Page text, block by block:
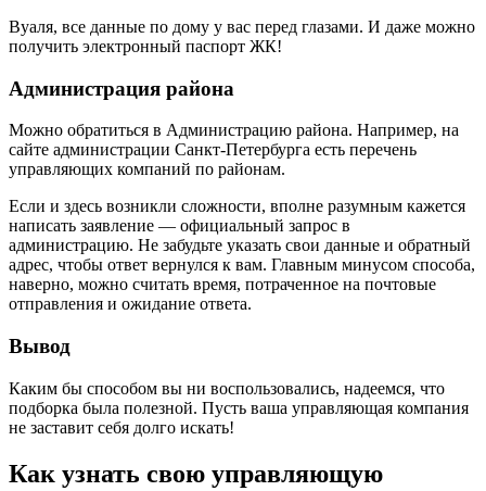
Вуаля, все данные по дому у вас перед глазами. И даже можно
получить электронный паспорт ЖК!
Администрация района
Можно обратиться в Администрацию района. Например, на
сайте администрации Санкт-Петербурга есть перечень
управляющих компаний по районам.
Если и здесь возникли сложности, вполне разумным кажется
написать заявление — официальный запрос в
администрацию. Не забудьте указать свои данные и обратный
адрес, чтобы ответ вернулся к вам. Главным минусом способа,
наверно, можно считать время, потраченное на почтовые
отправления и ожидание ответа.
Вывод
Каким бы способом вы ни воспользовались, надеемся, что
подборка была полезной. Пусть ваша управляющая компания
не заставит себя долго искать!
Как узнать свою управляющую